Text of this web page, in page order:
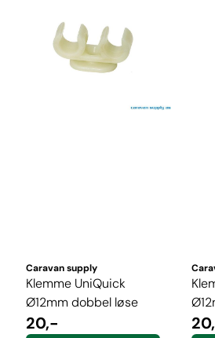
Caravan supply
Klemme UniQuick
Ø12mm dobbel løse
20,-